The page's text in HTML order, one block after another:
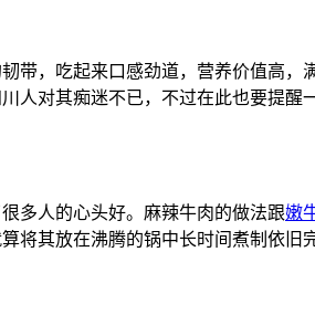
，吃起来口感劲道，营养价值高
对其痴迷不已，不过在此也要提
多人的心头好。麻辣牛肉的做法跟嫩
将其放在沸腾的锅中长时间煮制依